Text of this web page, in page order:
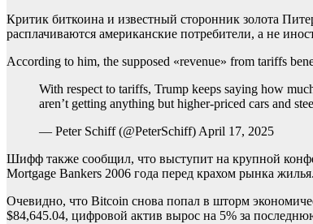
Критик биткоина и известный сторонник золота
расплачиваются американские потребители, а не
According to him, the supposed «revenue» from tariffs
With respect to tariffs, Trump keeps saying how
aren’t getting anything but higher-priced cars and
— Peter Schiff (@PeterSchiff) April 17, 2025
Шифф также сообщил, что выступит на крупной
Mortgage Bankers 2006 года перед крахом рынка жилья.
Очевидно, что Bitcoin снова попал в шторм
$84,645.04, цифровой актив вырос на 5% за